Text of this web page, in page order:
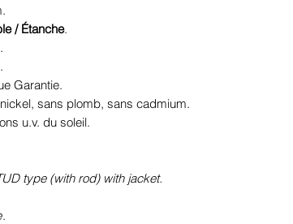
/ Étanche.
Garantie.
sans plomb, sans cadmium.
u.v. du soleil.
type (with rod) with jacket.
.